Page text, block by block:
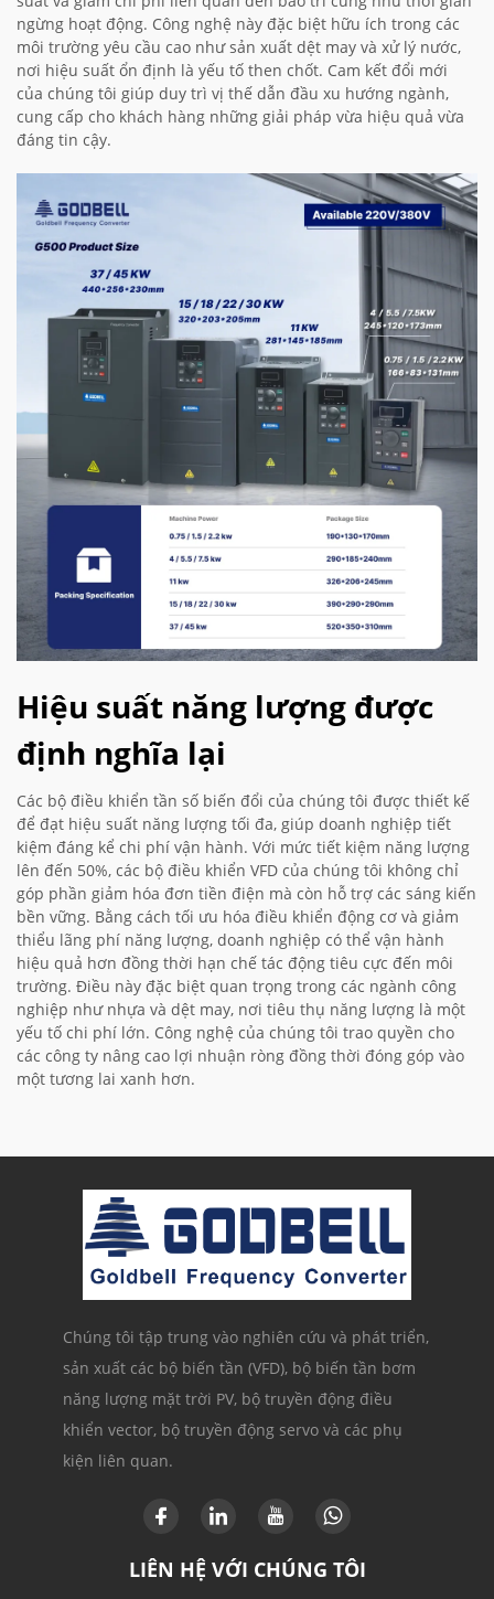
ngừng hoạt động. Công nghệ này đặc biệt hữu ích trong các
môi trường yêu cầu cao như sản xuất dệt may và xử lý nước,
nơi hiệu suất ổn định là yếu tố then chốt. Cam kết đổi mới
của chúng tôi giúp duy trì vị thế dẫn đầu xu hướng ngành,
cung cấp cho khách hàng những giải pháp vừa hiệu quả vừa
đáng tin cậy.
Hiệu suất năng lượng được
định nghĩa lại
Các bộ điều khiển tần số biến đổi của chúng tôi được thiết kế
để đạt hiệu suất năng lượng tối đa, giúp doanh nghiệp tiết
kiệm đáng kể chi phí vận hành. Với mức tiết kiệm năng lượng
lên đến 50%, các bộ điều khiển VFD của chúng tôi không chỉ
góp phần giảm hóa đơn tiền điện mà còn hỗ trợ các sáng kiến
bền vững. Bằng cách tối ưu hóa điều khiển động cơ và giảm
thiểu lãng phí năng lượng, doanh nghiệp có thể vận hành
hiệu quả hơn đồng thời hạn chế tác động tiêu cực đến môi
trường. Điều này đặc biệt quan trọng trong các ngành công
nghiệp như nhựa và dệt may, nơi tiêu thụ năng lượng là một
yếu tố chi phí lớn. Công nghệ của chúng tôi trao quyền cho
các công ty nâng cao lợi nhuận ròng đồng thời đóng góp vào
một tương lai xanh hơn.
Chúng tôi tập trung vào nghiên cứu và phát triển,
sản xuất các bộ biến tần (VFD), bộ biến tần bơm
năng lượng mặt trời PV, bộ truyền động điều
khiển vector, bộ truyền động servo và các phụ
kiện liên quan.
LIÊN HỆ VỚI CHÚNG TÔI